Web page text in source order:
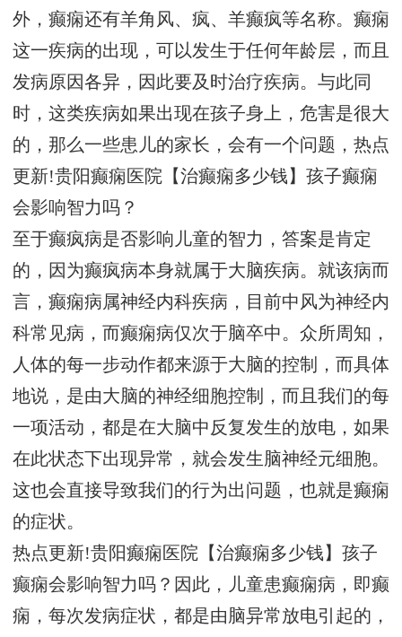
外，癫痫还有羊角风、疯、羊癫疯等名称。癫痫
这一疾病的出现，可以发生于任何年龄层，而且
发病原因各异，因此要及时治疗疾病。与此同
时，这类疾病如果出现在孩子身上，危害是很大
的，那么一些患儿的家长，会有一个问题，热点
更新!贵阳癫痫医院【治癫痫多少钱】孩子癫痫
会影响智力吗？
至于癫疯病是否影响儿童的智力，答案是肯定
的，因为癫疯病本身就属于大脑疾病。就该病而
言，癫痫病属神经内科疾病，目前中风为神经内
科常见病，而癫痫病仅次于脑卒中。众所周知，
人体的每一步动作都来源于大脑的控制，而具体
地说，是由大脑的神经细胞控制，而且我们的每
一项活动，都是在大脑中反复发生的放电，如果
在此状态下出现异常，就会发生脑神经元细胞。
这也会直接导致我们的行为出问题，也就是癫痫
的症状。
热点更新!贵阳癫痫医院【治癫痫多少钱】孩子
癫痫会影响智力吗？因此，儿童患癫痫病，即癫
痫，每次发病症状，都是由脑异常放电引起的，